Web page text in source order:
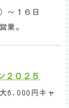
～１６日
業。
２０２５
6,000円キャ